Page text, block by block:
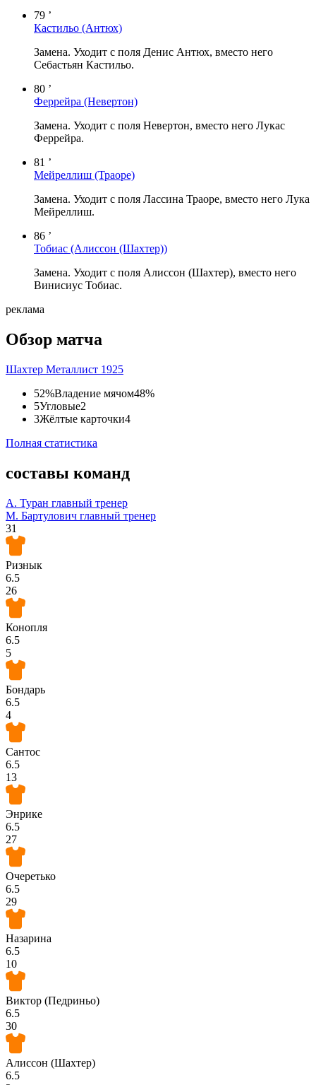
79 ’
Кастильо (Антюх)
Замена. Уходит с поля Денис Антюх, вместо него
Себастьян Кастильо.
80 ’
Феррейра (Невертон)
Замена. Уходит с поля Невертон, вместо него Лукас
Феррейра.
81 ’
Мейреллиш (Траоре)
Замена. Уходит с поля Лассина Траоре, вместо него Лука
Мейреллиш.
86 ’
Тобиас (Алиссон (Шахтер))
Замена. Уходит с поля Алиссон (Шахтер), вместо него
Винисиус Тобиас.
реклама
Обзор матча
Шахтер Металлист 1925
52%Владение мячом48%
5Угловые2
3Жёлтые карточки4
Полная статистика
составы команд
А. Туран главный тренер
М. Бартулович главный тренер
31
Ризнык
6.5
26
Конопля
6.5
5
Бондарь
6.5
4
Сантос
6.5
13
Энрике
6.5
27
Очеретько
6.5
29
Назарина
6.5
10
Виктор (Педриньо)
6.5
30
Алиссон (Шахтер)
6.5